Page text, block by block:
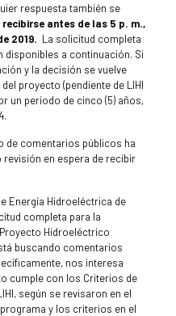
respuesta también se
antes de las 5 p. m.,
2019. La solicitud completa
disponibles a continuación. Si
y la decisión se vuelve
proyecto (pendiente de LIHI
un período de cinco (5) años,
de comentarios públicos ha
en espera de recibir
Energía Hidroeléctrica de
completa para la
Hidroeléctrico
buscando comentarios
nos interesa
cumple con los Criterios de
según se revisaron en el
programa y los criterios en el